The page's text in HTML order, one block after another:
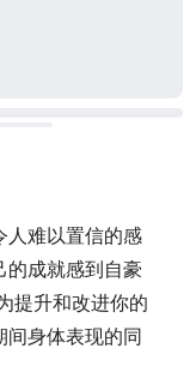
人难以置信的感
的成就感到自豪
提升和改进你的
间身体表现的同